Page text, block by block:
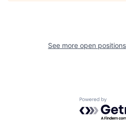
See more open
Powered by